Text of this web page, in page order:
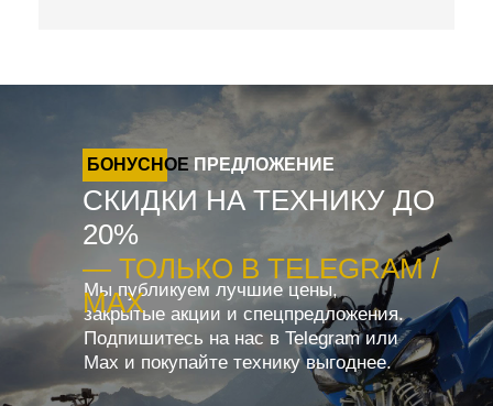
Мы публикуем лучшие цены,
закрытые акции и спецпредложения.
Подпишитесь на нас в Telegram или
Max и покупайте технику выгоднее.
СКИДКИ НА ТЕХНИКУ ДО
20%
— ТОЛЬКО В TELEGRAM /
MAX
БОНУСНОЕ ПРЕДЛОЖЕНИЕ